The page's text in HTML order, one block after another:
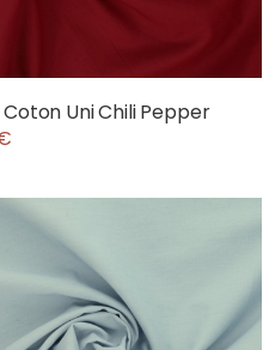
Coton Uni Chili Pepper